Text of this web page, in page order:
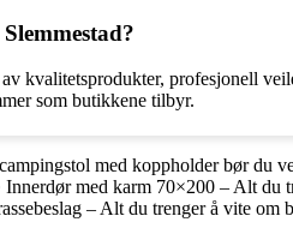
kvalitetsprodukter, profesjonell
som butikkene tilbyr.
med koppholder bør du
Innerdør med karm 70×200 – Alt du
– Alt du trenger å vite om